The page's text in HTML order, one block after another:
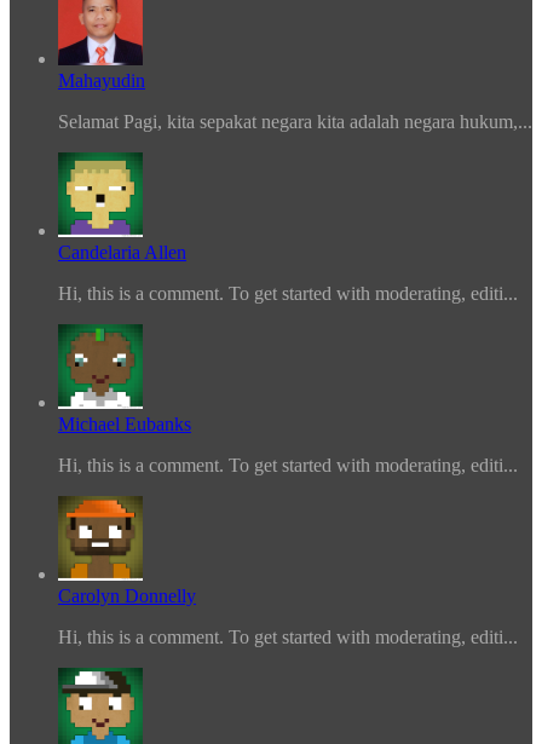
Mahayudin
Selamat Pagi, kita sepakat negara kita adalah negara hukum,...
Candelaria Allen
Hi, this is a comment. To get started with moderating, editi...
Michael Eubanks
Hi, this is a comment. To get started with moderating, editi...
Carolyn Donnelly
Hi, this is a comment. To get started with moderating, editi...